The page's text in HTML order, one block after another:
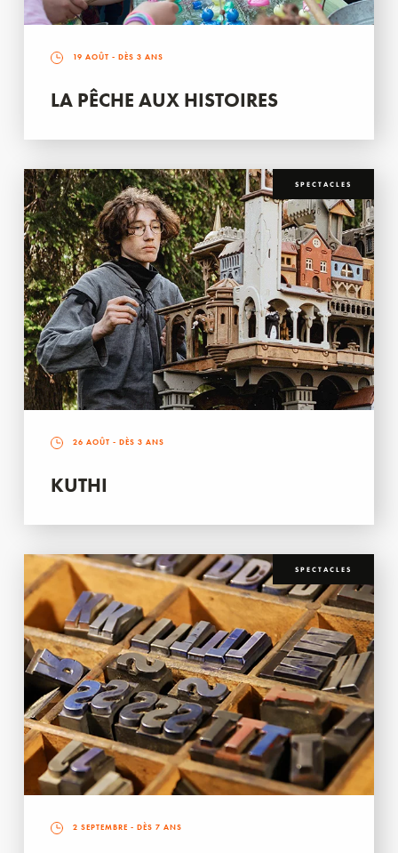
19 AOÛT - DÈS 3 ANS
LA PÊCHE AUX HISTOIRES
SPECTACLES
26 AOÛT - DÈS 3 ANS
KUTHI
SPECTACLES
2 SEPTEMBRE - DÈS 7 ANS